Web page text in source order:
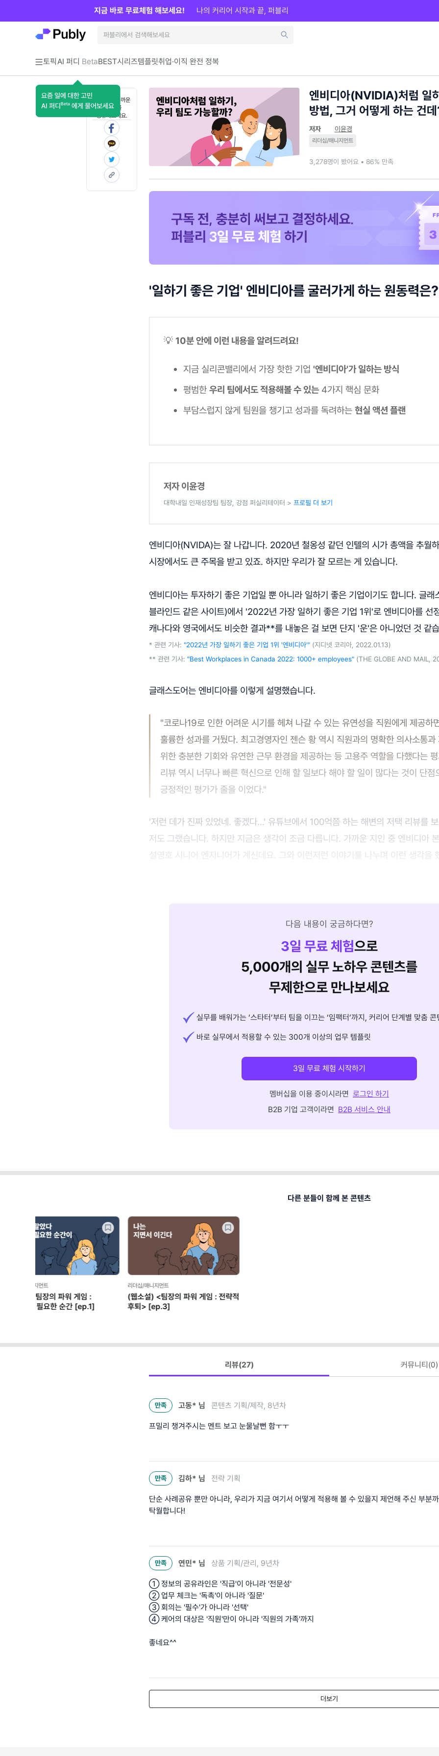
토픽AI 퍼디 Beta
요즘 일에 대한 고민
AI 퍼디 Beta 에게 물어보세요
BEST시리즈템플릿취업·이직 완전 정복
지금 바로 무료체험 해보세요! 나의 커리어 시작과 끝, 퍼블리
혼자 보기 아까운
콘텐츠를
공유해보세요.
엔비디아(NVIDIA)처럼 일
방법, 그거 어떻게 하는 건
저자 이윤경
리더십/매니지먼트
3,278명이 봤어요 • 86% 만족
'일하기 좋은 기업' 엔비디아를 굴러가게 하는 원동력은?
💡 10분 안에 이런 내용을 알려드려요!
지금 실리콘밸리에서 가장 핫한 기업 '엔비디아'가 일하는 방식
평범한 우리 팀에서도 적용해볼 수 있는 4가지 핵심 문화
부담스럽지 않게 팀원을 챙기고 성과를 독려하는 현실 액션 플랜
저자 이윤경
대학내일 인재성장팀 팀장, 강점 퍼실리테이터 > 프로필 더 보기
엔비디아(NVIDA)는 잘 나갑니다. 2020년 철옹성 같던 인텔의 시가 총액을 추월
시장에서도 큰 주목을 받고 있죠. 하지만 우리가 잘 모르는 게 있습니다.
엔비디아는 투자하기 좋은 기업일 뿐 아니라 일하기 좋은 기업이기도 합니다. 글래
블라인드 같은 사이트)에서 '2022년 가장 일하기 좋은 기업 1위'로 엔비디아를 선
캐나다와 영국에서도 비슷한 결과**를 내놓은 걸 보면 단지 '운'은 아니었던 것 같
* 관련 기사: "2022년 가장 일하기 좋은 기업 1위 '엔비디아'" (지디넷 코리아, 2022.01.13)
** 관련 기사: "Best Workplaces in Canada 2022: 1000+ employees" (THE GLOBE AND MAIL,
글래스도어는 엔비디아를 이렇게 설명했습니다.
"코로나19로 인한 어려운 시기를 헤쳐 나갈 수 있는 유연성을 직원에게 제공하
훌륭한 성과를 거뒀다. 최고경영자인 젠슨 황 역시 직원과의 명확한 의사소통
위한 충분한 기회와 유연한 근무 환경을 제공하는 등 고용주 역할을 다했다는
리뷰 역시 너무나 빠른 혁신으로 인해 할 일보다 해야 할 일이 많다는 것이 단점
긍정적인 평가가 줄을 이었다."
'저런 데가 진짜 있었네. 좋겠다…' 유튜브에서 100억쯤 하는 해변의 저택 리뷰를
저도 그랬습니다. 하지만 지금은 생각이 조금 다릅니다. 가까운 지인 중 엔비디아
설영호 시니어 엔지니어가 계신데요. 그와 이런저런 이야기를 나누며 이런 생각을
다음 내용이 궁금하다면?
3일 무료 체험으로
5,000개의 실무 노하우 콘텐츠를
무제한으로 만나보세요
실무를 배워가는 ‘스타터’부터 팀을 이끄는 ‘임팩터’까지, 커리어 단계별 맞춤 콘
바로 실무에서 적용할 수 있는 300개 이상의 업무 템플릿
3일 무료 체험 시작하기
멤버십을 이용 중이시라면 로그인 하기
B2B 기업 고객이라면 B2B 서비스 안내
다른 분들이 함께 본 콘텐츠
리더십/매니지먼트
(전) LG 디스플레이 팀장이 말하는
리더가 가능성을 현실로 만드는
팀원이 알아
작게 시도해
Previous
리뷰(27) 커뮤니티(0)
만족 고동* 님 콘텐츠 기획/제작, 8년차
프밀리 챙겨주시는 멘트 보고 눈물날뻔 함ㅜㅜ
만족 김하* 님 전략 기획
단순 사례공유 뿐만 아니라, 우리가 지금 여기서 어떻게 적용해 볼 수 있을지 제언해 주신 부분
탁월합니다!
만족 연민* 님 상품 기획/관리, 9년차
① 정보의 공유라인은 '직급'이 아니라 '전문성'
② 업무 체크는 '독촉'이 아니라 '질문'
③ 회의는 '필수'가 아니라 '선택'
④ 케어의 대상은 '직원'만이 아니라 '직원의 가족'까지
좋네요^^
더보기